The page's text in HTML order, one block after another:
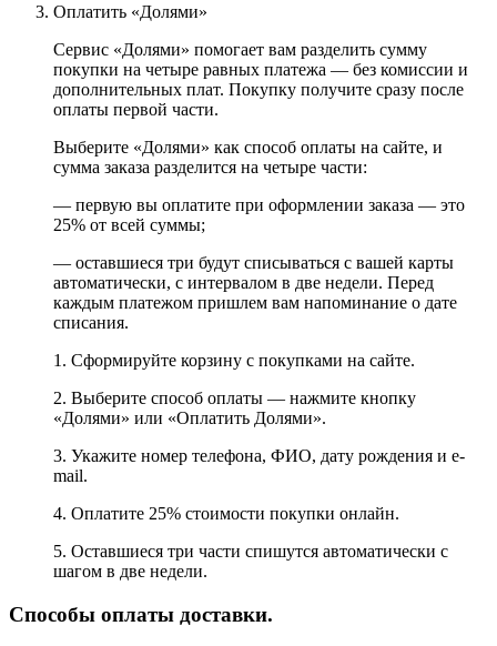
Оплатить «Долями»
Сервис «Долями» помогает вам разделить сумму
покупки на четыре равных платежа — без комиссии и
дополнительных плат. Покупку получите сразу после
оплаты первой части.
Выберите «Долями» как способ оплаты на сайте, и
сумма заказа разделится на четыре части:
— первую вы оплатите при оформлении заказа — это
25% от всей суммы;
— оставшиеся три будут списываться с вашей карты
автоматически, с интервалом в две недели. Перед
каждым платежом пришлем вам напоминание о дате
списания.
1. Сформируйте корзину с покупками на сайте.
2. Выберите способ оплаты — нажмите кнопку
«Долями» или «Оплатить Долями».
3. Укажите номер телефона, ФИО, дату рождения и e-
mail.
4. Оплатите 25% стоимости покупки онлайн.
5. Оставшиеся три части спишутся автоматически с
шагом в две недели.
Способы оплаты доставки.